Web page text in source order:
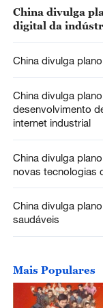
China divulga
digital da
China divulga
China divulga
desenvolvimento
internet industrial
China divulga
novas tecnologias
China divulga
saudáveis
Mais Populares